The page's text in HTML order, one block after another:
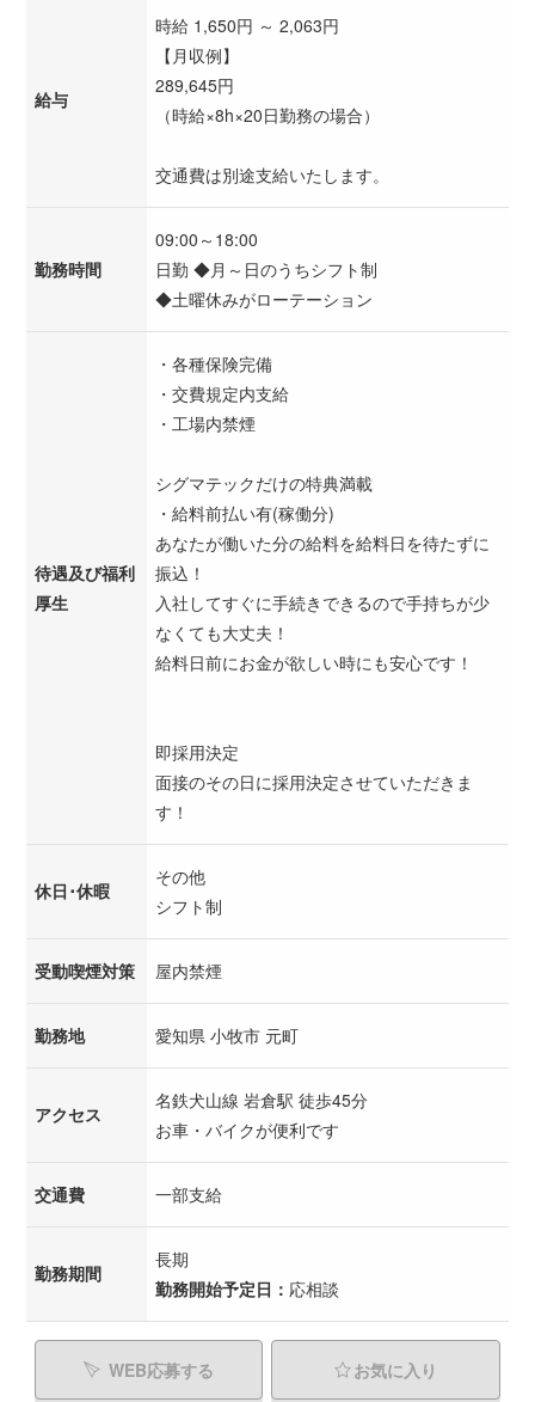
給与
時給 1,650円 ～ 2,063円
【月収例】
289,645円
（時給×8h×20日勤務の場合）
交通費は別途支給いたします。
勤務時間
09:00～18:00
日勤 ◆月～日のうちシフト制
◆土曜休みがローテーション
待遇及び福利
厚生
・各種保険完備
・交費規定内支給
・工場内禁煙
シグマテックだけの特典満載
・給料前払い有(稼働分)
あなたが働いた分の給料を給料日を待たずに
振込！
入社してすぐに手続きできるので手持ちが少
なくても大丈夫！
給料日前にお金が欲しい時にも安心です！
即採用決定
面接のその日に採用決定させていただきま
す！
休日･休暇
その他
シフト制
受動喫煙対策 屋内禁煙
勤務地 愛知県 小牧市 元町
アクセス
名鉄犬山線 岩倉駅 徒歩45分
お車・バイクが便利です
交通費 一部支給
勤務期間
長期
勤務開始予定日： 応相談
WEB応募する お気に入り